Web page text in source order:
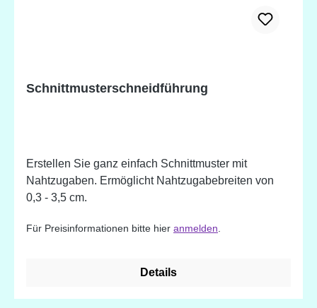
Schnittmusterschneidführung
Erstellen Sie ganz einfach Schnittmuster mit
Nahtzugaben. Ermöglicht Nahtzugabebreiten von
0,3 - 3,5 cm.
Für Preisinformationen bitte hier anmelden
Details